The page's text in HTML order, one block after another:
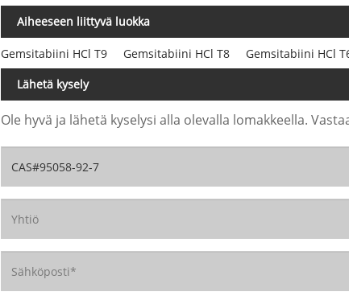
Aiheeseen liittyvä luokka
Gemsitabiini HCl T9 Gemsitabiini HCl T8 Gemsitabiini HCl
Lähetä kysely
Ole hyvä ja lähetä kyselysi alla olevalla lomakkeella.